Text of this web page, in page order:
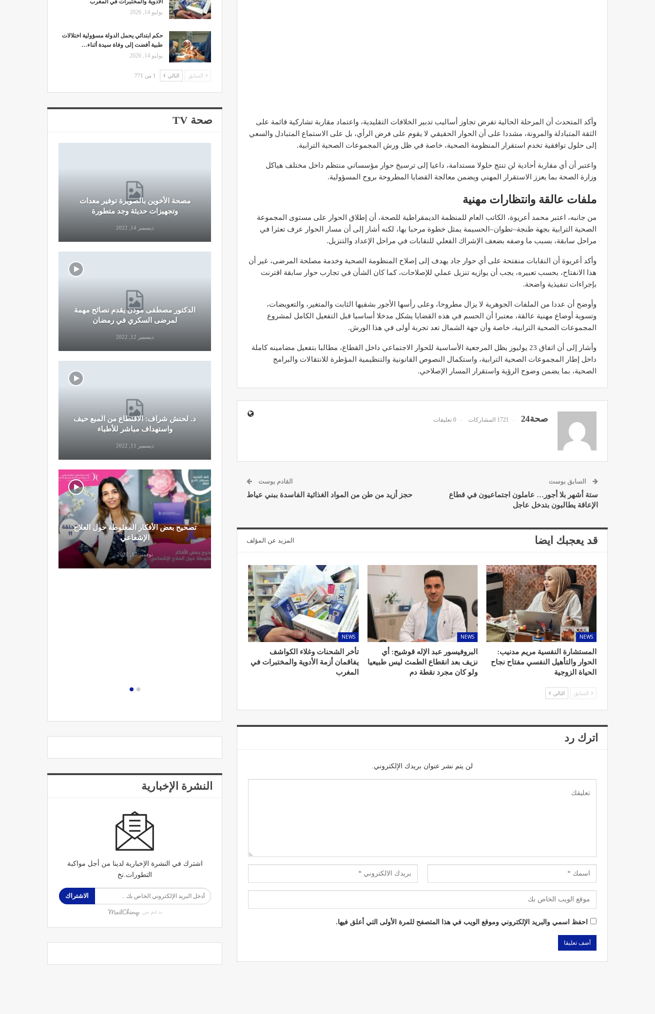
وأكد المتحدث أن المرحلة الحالية تفرض تجاوز أساليب تدبير الخلافات التقليدية، واعتماد مقاربة تشاركية قائمة على
الثقة المتبادلة والمرونة، مشددا على أن الحوار الحقيقي لا يقوم على فرض الرأي، بل على الاستماع المتبادل والسعي
إلى حلول توافقية تخدم استقرار المنظومة الصحية، خاصة في ظل ورش المجموعات الصحية الترابية.
واعتبر أن أي مقاربة أحادية لن تنتج حلولا مستدامة، داعيا إلى ترسيخ حوار مؤسساتي منتظم داخل مختلف هياكل
وزارة الصحة بما يعزز الاستقرار المهني ويضمن معالجة القضايا المطروحة بروح المسؤولية.
ملفات عالقة وانتظارات مهنية
من جانبه، اعتبر محمد أعريوة، الكاتب العام للمنظمة الديمقراطية للصحة، أن إطلاق الحوار على مستوى المجموعة
الصحية الترابية بجهة طنجة–تطوان–الحسيمة يمثل خطوة مرحبا بها، لكنه أشار إلى أن مسار الحوار عرف تعثرا في
مراحل سابقة، بسبب ما وصفه بضعف الإشراك الفعلي للنقابات في مراحل الإعداد والتنزيل.
وأكد أعريوة أن النقابات منفتحة على أي حوار جاد يهدف إلى إصلاح المنظومة الصحية وخدمة مصلحة المرضى، غير أن
هذا الانفتاح، بحسب تعبيره، يجب أن يوازيه تنزيل عملي للإصلاحات، كما كان الشأن في تجارب حوار سابقة اقترنت
بإجراءات تنفيذية واضحة.
وأوضح أن عددا من الملفات الجوهرية لا يزال مطروحا، وعلى رأسها الأجور بشقيها الثابت والمتغير، والتعويضات،
وتسوية أوضاع مهنية عالقة، معتبرا أن الحسم في هذه القضايا يشكل مدخلا أساسيا قبل التفعيل الكامل لمشروع
المجموعات الصحية الترابية، خاصة وأن جهة الشمال تعد تجربة أولى في هذا الورش.
وأشار إلى أن اتفاق 23 يوليوز يظل المرجعية الأساسية للحوار الاجتماعي داخل القطاع، مطالبا بتفعيل مضامينه كاملة
داخل إطار المجموعات الصحية الترابية، واستكمال النصوص القانونية والتنظيمية المؤطرة للانتقالات والبرامج
الصحية، بما يضمن وضوح الرؤية واستقرار المسار الإصلاحي.
صحة24 1721 المشاركات 0 تعليقات
السابق بوست
ستة أشهر بلا أجور… عاملون اجتماعيون في قطاع
الإعاقة يطالبون بتدخل عاجل
القادم بوست
حجز أزيد من طن من المواد الغذائية الفاسدة ببني عياط
قد يعجبك ايضا المزيد عن المؤلف
NEWS
المستشارة النفسية مريم مدنيب:
الحوار والتأهيل النفسي مفتاح نجاح
الحياة الزوجية
NEWS
البروفيسور عبد الإله قوشيح: أي
نزيف بعد انقطاع الطمث ليس طبيعيا
ولو كان مجرد نقطة دم
NEWS
تأخر الشحنات وغلاء الكواشف
يفاقمان أزمة الأدوية والمختبرات في
المغرب
السابق التالي
اترك رد
لن يتم نشر عنوان بريدك الإلكتروني.
احفظ اسمي والبريد الإلكتروني وموقع الويب في هذا المتصفح للمرة الأولى التي أعلق فيها.
الأدوية والمختبرات في المغرب
يوليو 14, 2026
حكم ابتدائي يحمل الدولة مسؤولية اختلالات
طبية أفضت إلى وفاة سيدة أثناء…
يوليو 14, 2026
السابق التالي 1 من 771
صحة TV
مصحة الأخوين بالصويرة توفير معدات
ديسمبر 14, 2022
الدكتور مصطفى مودن يقدم نصائح مهمة
لمرضى السكري في رمضان
د. لحنش شراف: الاقتطاع من المبع حيف
تصحيح بعض الأفكار المغلوطة حول العلاج
أبريل 16, 2026
نصائح وإرشادات صحية هامة للحفاظ على
التوازن الغذائي خلال شهر…
النظام الغذائي والصحة: دور التغذية في
تحذير من تناول المحليات الصناعية.. ترفع
شعور القلق
مصحة الجامعة بأكادير.. منشأة طبيـة بمعايير
استشفائية دولية
ديسمبر 20, 2022
مصحة الأخوين بالصويرة توفير معدات
وتجهيزات حديثة وجد متطورة
ديسمبر 14, 2022
الدكتور مصطفى مودن يقدم نصائح مهمة
لمرضى السكري في رمضان
ديسمبر 12, 2022
د. لحنش شراف: الاقتطاع من المبع حيف
واستهداف مباشر للأطباء
ديسمبر 11, 2022
تصحيح بعض الأفكار المغلوطة حول العلاج
الإشعاعي
نوفمبر 17, 2022
النشرة الإخبارية
اشترك في النشرة الإخبارية لدينا من أجل مواكبة
التطورات.نخ
الاشتراك
بدعم من